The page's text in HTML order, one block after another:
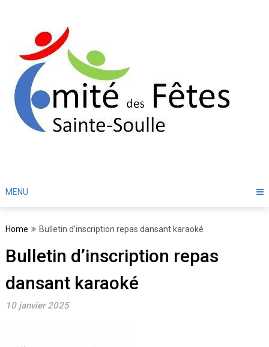
MENU
Home Bulletin d’inscription repas dansant karaoké
Bulletin d’inscription repas
dansant karaoké
10 janvier 2025